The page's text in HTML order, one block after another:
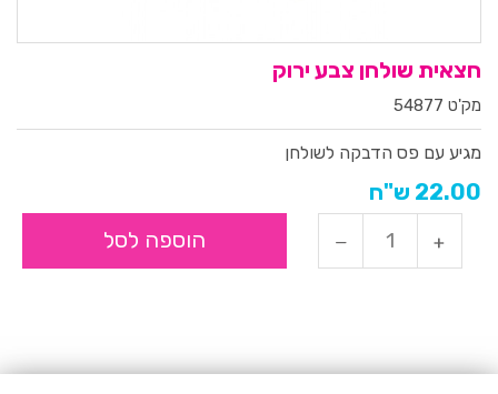
חצאית שולחן צבע ירוק
מק'ט 54877
מגיע עם פס הדבקה לשולחן
22.00 ש"ח
הוספה לסל